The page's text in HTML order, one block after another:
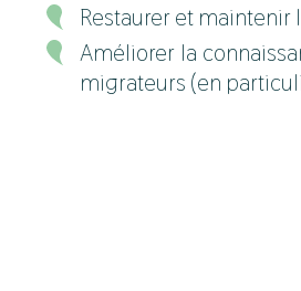
Restaurer et maintenir
Améliorer la
migrateurs (en